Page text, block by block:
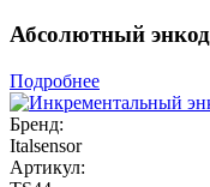
Абсолютный
Подробнее
Бренд:
Italsensor
Артикул: